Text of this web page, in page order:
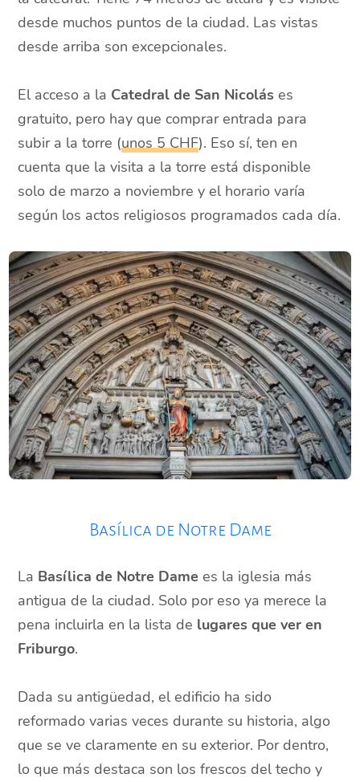
desde muchos puntos de la ciudad. Las vistas
desde arriba son excepcionales.
El acceso a la Catedral de San Nicolás es
gratuito, pero hay que comprar entrada para
subir a la torre (unos 5 CHF). Eso sí, ten en
cuenta que la visita a la torre está disponible
solo de marzo a noviembre y el horario varía
según los actos religiosos programados cada día.
Basílica de Notre Dame
La Basílica de Notre Dame es la iglesia más
antigua de la ciudad. Solo por eso ya merece la
pena incluirla en la lista de lugares que ver en
Friburgo.
Dada su antigüedad, el edificio ha sido
reformado varias veces durante su historia, algo
que se ve claramente en su exterior. Por dentro,
lo que más destaca son los frescos del techo y